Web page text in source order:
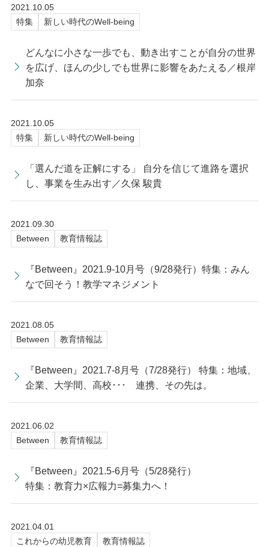
2021.10.05
特集
新しい時代のWell-being
どんなに小さな一歩でも、動き出すことが自分の世界
を広げ、ほんの少しでも世界に影響をあたえる／根岸
加奈
2021.10.05
特集
新しい時代のWell-being
「選んだ道を正解にする」 自分を信じて進路を選択
し、事業を生み出す／久保 駿貴
2021.09.30
Between
教育情報誌
『Between』2021.9-10月号（9/28発行）特集：みん
なで回そう！教学マネジメント
2021.08.05
Between
教育情報誌
『Between』2021.7-8月号（7/28発行） 特集：地域、
企業、大学間、高校･･･ 連携、その先は。
2021.06.02
Between
教育情報誌
『Between』2021.5-6月号（5/28発行）
特集：教育力×広報力=募集力へ！
2021.04.01
これからの幼児教育
教育情報誌